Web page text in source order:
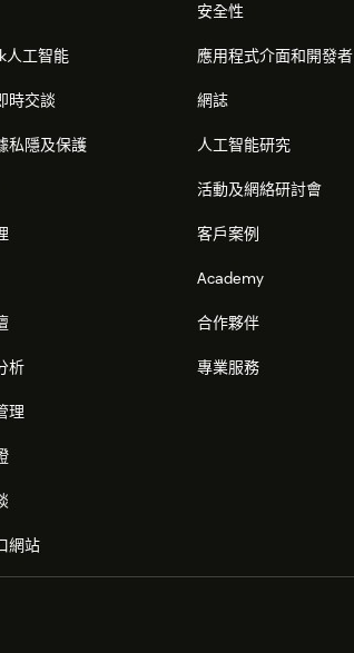
人工智能
時交談
私隱及保護
析
理
網站
安全性
應用程式介面和開發者
網誌
人工智能研究
活動及網絡研討會
客戶案例
Academy
合作夥伴
專業服務